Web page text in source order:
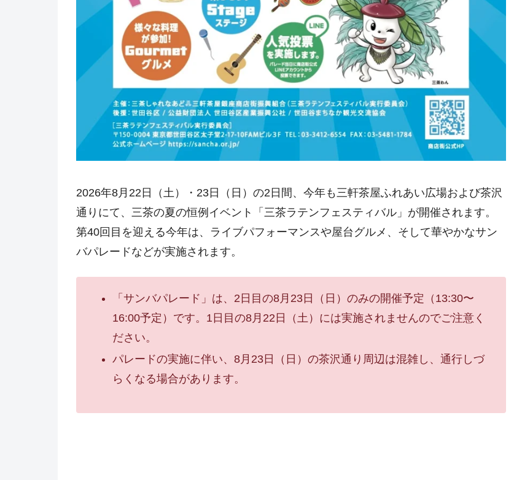
2026年8月22日（土）・23日（日）の2日間、今年も三軒茶屋ふれあい広場および茶沢
通りにて、三茶の夏の恒例イベント「三茶ラテンフェスティバル」が開催されます。
第40回目を迎える今年は、ライブパフォーマンスや屋台グルメ、そして華やかなサン
バパレードなどが実施されます。
「サンバパレード」は、2日目の8月23日（日）のみの開催予定（13:30〜
16:00予定）です。1日目の8月22日（土）には実施されませんのでご注意く
ださい。
パレードの実施に伴い、8月23日（日）の茶沢通り周辺は混雑し、通行しづ
らくなる場合があります。